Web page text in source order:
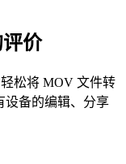
价
松将 MOV 文件转
设备的编辑、分享